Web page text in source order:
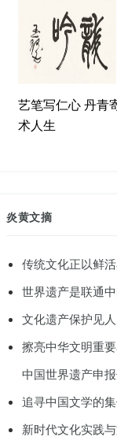
艺笔写仁心 丹
术人生
炎黄文摘
传统文化正以鲜
世界遗产是联通
文化遗产保护见
擦亮中华文明重
中国世界遗产申
追寻中国文学的
新时代文化实践